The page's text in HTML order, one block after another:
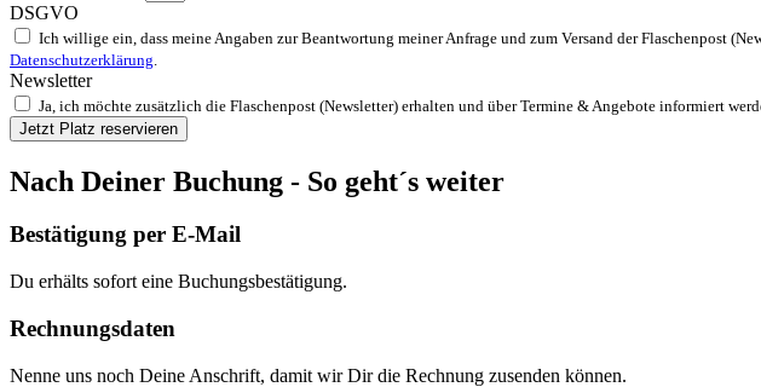
DSGVO
Ich willige ein, dass meine Angaben zur Beantwortung meiner Anfrage und zum Versand der Flaschenpost
Datenschutzerklärung
Newsletter
Ja, ich möchte zusätzlich die Flaschenpost (Newsletter) erhalten und über Termine & Angebote informiert
Jetzt Platz reservieren
Nach Deiner Buchung - So geht´s weiter
Bestätigung per E-Mail
Du erhälts sofort eine Buchungsbestätigung.
Rechnungsdaten
Nenne uns noch Deine Anschrift, damit wir Dir die Rechnung zusenden können.